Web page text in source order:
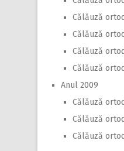
Călăuză
Călăuză
Călăuză
Călăuză
Anul 2009
Călăuză
Călăuză
Călăuză